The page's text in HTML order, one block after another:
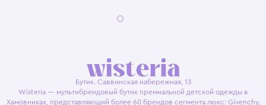
Бутик. Саввинская набережная, 13
Wisteria — мультибрендовый бутик премиальной детской одежды в
Хамовниках, представляющий более 60 брендов сегмента люкс: Givenchy,